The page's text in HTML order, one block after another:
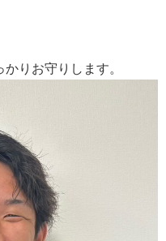
りお守りします。